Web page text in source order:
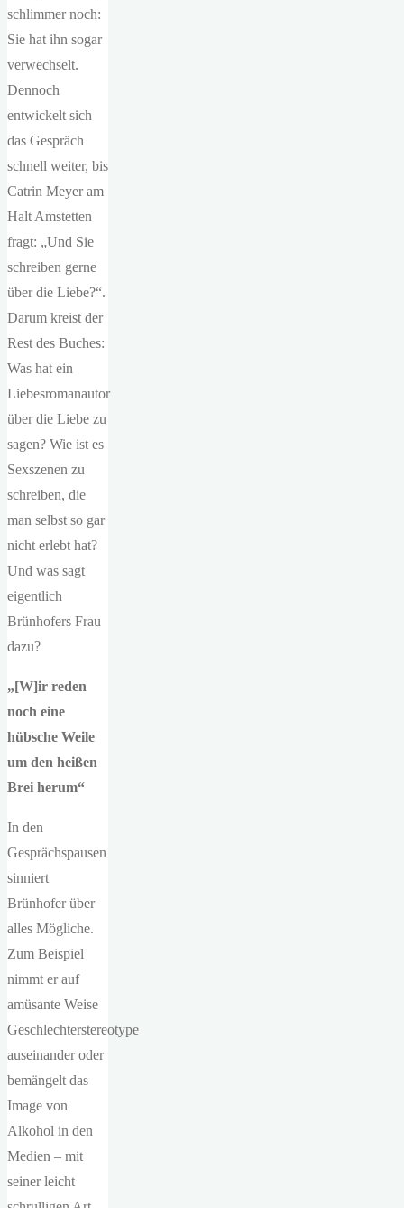
schlimmer noch:
Sie hat ihn sogar
verwechselt.
Dennoch
entwickelt sich
das Gespräch
schnell weiter, bis
Catrin Meyer am
Halt Amstetten
fragt: „Und Sie
schreiben gerne
über die Liebe?“.
Darum kreist der
Rest des Buches:
Was hat ein
Liebesromanautor
über die Liebe zu
sagen? Wie ist es
Sexszenen zu
schreiben, die
man selbst so gar
nicht erlebt hat?
Und was sagt
eigentlich
Brünhofers Frau
dazu?
„[W]ir reden
noch eine
hübsche Weile
um den heißen
Brei herum“
In den
Gesprächspausen
sinniert
Brünhofer über
alles Mögliche.
Zum Beispiel
nimmt er auf
amüsante Weise
Geschlechterstereotype
auseinander oder
bemängelt das
Image von
Alkohol in den
Medien – mit
seiner leicht